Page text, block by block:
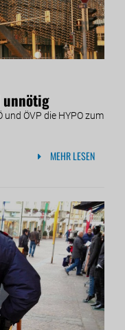
unnötig
ÖVP die HYPO zum
MEHR LESEN